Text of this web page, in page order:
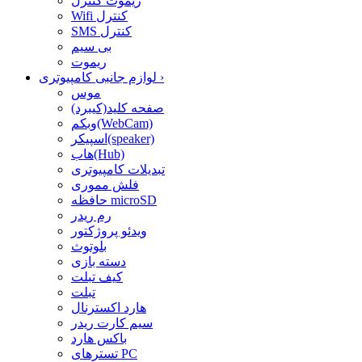
Wifi کنترل
SMS کنترل
بی سیم
ریموت
›
موس
صفحه کلید(کیبرد)
وبکم(WebCam)
اسپیکر(speaker)
هاب(Hub)
تبدیلات کامپیوتری
فلش مموری
حافظه microSD
رم ریدر
ویدئو پروژکتور
بلوتوث
دسته بازی
کیف تبلت
تبلت
هارد اکسترنال
سیم کارت ریدر
باکس هارد
تسترهای PC